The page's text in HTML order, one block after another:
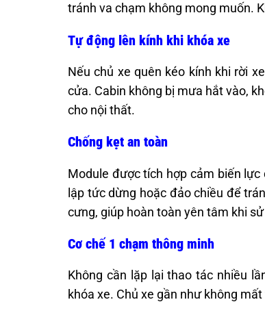
tránh va chạm không mong muốn.
Tự động lên kính khi khóa xe
Nếu chủ xe quên kéo kính khi rời
cửa. Cabin không bị mưa hắt vào,
cho nội thất.
Chống kẹt an toàn
Module được tích hợp cảm biến
lập tức dừng hoặc đảo chiều để
cưng, giúp hoàn toàn yên tâm khi
Cơ chế 1 chạm thông minh
Không cần lặp lại thao tác nhiều
khóa xe. Chủ xe gần như không